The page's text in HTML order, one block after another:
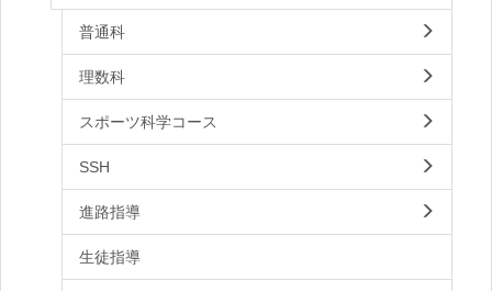
普通科
理数科
スポーツ科学コース
SSH
進路指導
生徒指導